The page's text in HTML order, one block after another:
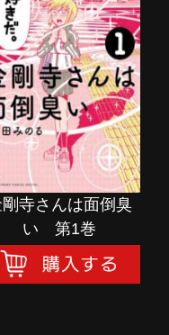
寺さんは面倒臭
い 第1巻
購入する
寺さんは面倒臭
い 第1巻